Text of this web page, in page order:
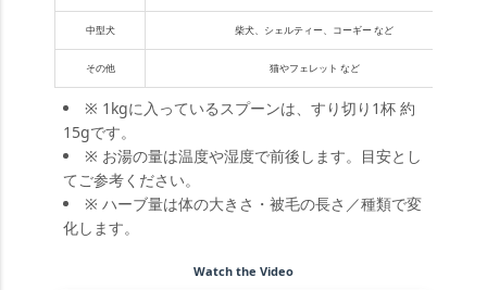
中型犬 柴犬、シェルティー、コーギー など
その他 猫やフェレット など
※ 1kgに入っているスプーンは、すり切り1杯 約
15gです。
※ お湯の量は温度や湿度で前後します。目安とし
てご参考ください。
※ ハーブ量は体の大きさ・被毛の長さ／種類で変
化します。
Watch the Video